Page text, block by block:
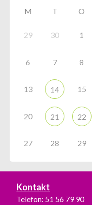
M T O
29 30 1
6 7 8
13 14 15
20 21 22
27 28 29
Kontakt
Telefon: 51 56 79 90